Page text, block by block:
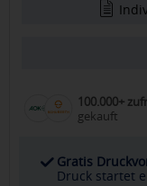
100.000+
gekauft
Gratis
Druck startet